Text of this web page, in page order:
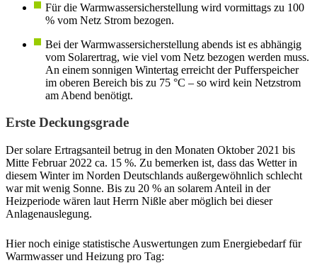
Für die Warmwassersicherstellung wird vormittags zu 100
% vom Netz Strom bezogen.
Bei der Warmwassersicherstellung abends ist es abhängig
vom Solarertrag, wie viel vom Netz bezogen werden muss.
An einem sonnigen Wintertag erreicht der Pufferspeicher
im oberen Bereich bis zu 75 °C – so wird kein Netzstrom
am Abend benötigt.
Erste Deckungsgrade
Der solare Ertragsanteil betrug in den Monaten Oktober 2021 bis
Mitte Februar 2022 ca. 15 %. Zu bemerken ist, dass das Wetter in
diesem Winter im Norden Deutschlands außergewöhnlich schlecht
war mit wenig Sonne. Bis zu 20 % an solarem Anteil in der
Heizperiode wären laut Herrn Nißle aber möglich bei dieser
Anlagenauslegung.
Hier noch einige statistische Auswertungen zum Energiebedarf für
Warmwasser und Heizung pro Tag: